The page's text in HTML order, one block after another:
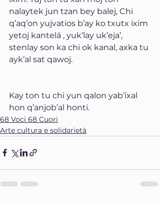
nalaytek jun tzan bey balej, Chi
q’aq’on yujvatios b’ay ko txutx ixim
yetoj kantelá , yuk’lay uk’eja’,
stenlay son ka chi ok kanal, axka tu
ayk’al sat qawoj.
Kay ton tu chi yun qalon yab’ixal
hon q’anjob’al honti.
68 Voci 68 Cuori
Arte cultura e solidarietà